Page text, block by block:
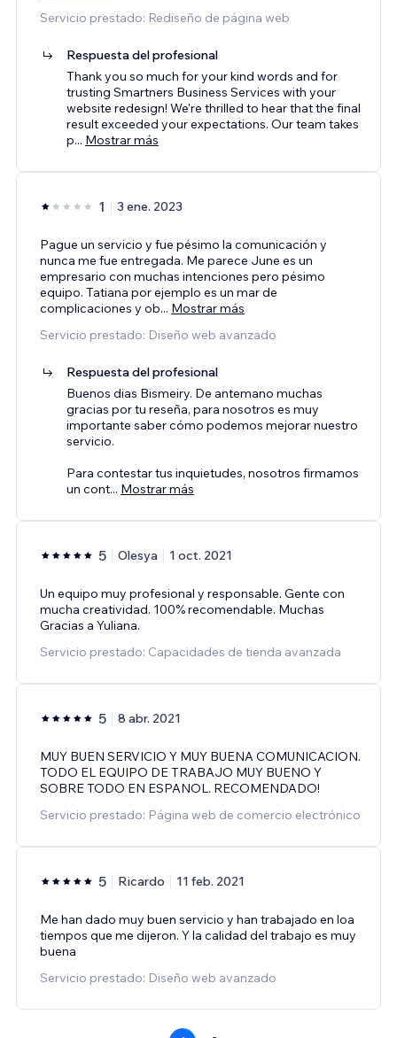
Servicio prestado: Rediseño de página web
Respuesta del profesional
Thank you so much for your kind words and for
trusting Smartners Business Services with your
website redesign! We're thrilled to hear that the final
result exceeded your expectations. Our team takes
p... Mostrar más
1 3 ene. 2023
Pague un servicio y fue pésimo la comunicación y
nunca me fue entregada. Me parece June es un
empresario con muchas intenciones pero pésimo
equipo. Tatiana por ejemplo es un mar de
complicaciones y ob... Mostrar más
Servicio prestado: Diseño web avanzado
Respuesta del profesional
Buenos dias Bismeiry. De antemano muchas
gracias por tu reseña, para nosotros es muy
importante saber cómo podemos mejorar nuestro
servicio.
Para contestar tus inquietudes, nosotros firmamos
un cont... Mostrar más
5 Olesya 1 oct. 2021
Un equipo muy profesional y responsable. Gente con
mucha creatividad. 100% recomendable. Muchas
Gracias a Yuliana.
Servicio prestado: Capacidades de tienda avanzada
5 8 abr. 2021
MUY BUEN SERVICIO Y MUY BUENA COMUNICACION.
TODO EL EQUIPO DE TRABAJO MUY BUENO Y
SOBRE TODO EN ESPANOL. RECOMENDADO!
Servicio prestado: Página web de comercio electrónico
5 Ricardo 11 feb. 2021
Me han dado muy buen servicio y han trabajado en loa
tiempos que me dijeron. Y la calidad del trabajo es muy
buena
Servicio prestado: Diseño web avanzado